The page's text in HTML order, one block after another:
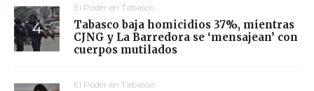
El Poder en Tabasco
Tabasco baja homicidios 37%, mientras
CJNG y La Barredora se ‘mensajean’ con
cuerpos mutilados
El Poder en Tabasco